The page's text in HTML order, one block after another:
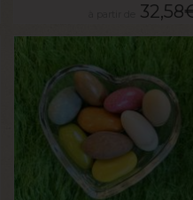
32,58